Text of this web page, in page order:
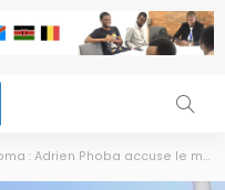
: Adrien Phoba accuse le maire de mégestion criante